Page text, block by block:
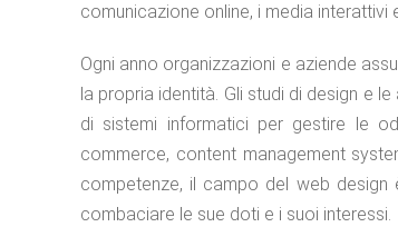
comunicazione online, i media
Ogni anno organizzazioni e aziende
la propria identità. Gli studi di design e
di sistemi informatici per gestire le
commerce, content management
competenze, il campo del web
combaciare le sue doti e i suoi interessi.